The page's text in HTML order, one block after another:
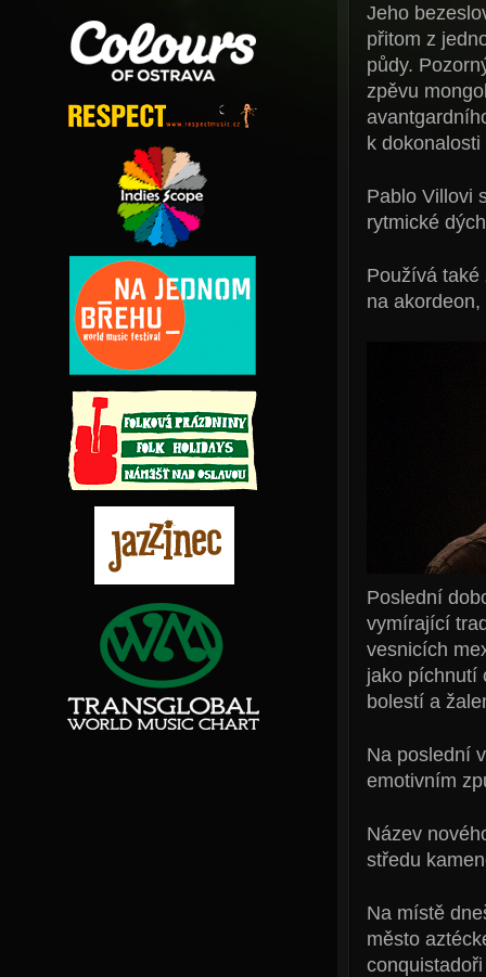
Jeho
přitom z
půdy.
zpěvu
k
Pablo Villovi
rytmické
Používá
na
Poslední
vymírající
vesnicích
jako píchnutí
bolestí a
Na poslední
emotivním
Název
středu
Na místě
město